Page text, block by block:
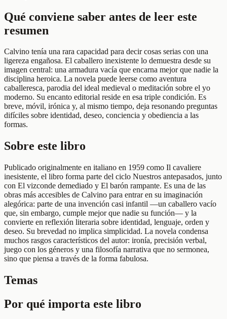
Qué conviene saber antes de leer este
resumen
Calvino tenía una rara capacidad para decir cosas serias con una
ligereza engañosa. El caballero inexistente lo demuestra desde su
imagen central: una armadura vacía que encarna mejor que nadie la
disciplina heroica. La novela puede leerse como aventura
caballeresca, parodia del ideal medieval o meditación sobre el yo
moderno. Su encanto editorial reside en esa triple condición. Es
breve, móvil, irónica y, al mismo tiempo, deja resonando preguntas
difíciles sobre identidad, deseo, conciencia y obediencia a las
formas.
Sobre este libro
Publicado originalmente en italiano en 1959 como Il cavaliere
inesistente, el libro forma parte del ciclo Nuestros antepasados, junto
con El vizconde demediado y El barón rampante. Es una de las
obras más accesibles de Calvino para entrar en su imaginación
alegórica: parte de una invención casi infantil —un caballero vacío
que, sin embargo, cumple mejor que nadie su función— y la
convierte en reflexión literaria sobre identidad, lenguaje, orden y
deseo. Su brevedad no implica simplicidad. La novela condensa
muchos rasgos característicos del autor: ironía, precisión verbal,
juego con los géneros y una filosofía narrativa que no sermonea,
sino que piensa a través de la forma fabulosa.
Temas
Por qué importa este libro